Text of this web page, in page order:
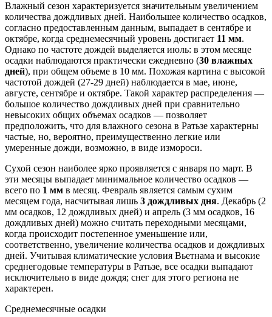
Влажный сезон характеризуется значительным увеличением
количества дождливых дней. Наибольшее количество осадков,
согласно предоставленным данным, выпадает в сентябре и
октябре, когда среднемесячный уровень достигает 11 мм.
Однако по частоте дождей выделяется июль: в этом месяце
осадки наблюдаются практически ежедневно (30 влажных
дней), при общем объеме в 10 мм. Похожая картина с высокой
частотой дождей (27-29 дней) наблюдается в мае, июне,
августе, сентябре и октябре. Такой характер распределения —
большое количество дождливых дней при сравнительно
невысоких общих объемах осадков — позволяет
предположить, что для влажного сезона в Ратьзе характерны
частые, но, вероятно, преимущественно легкие или
умеренные дожди, возможно, в виде измороси.
Сухой сезон наиболее ярко проявляется с января по март. В
эти месяцы выпадает минимальное количество осадков —
всего по 1 мм в месяц. Февраль является самым сухим
месяцем года, насчитывая лишь 3 дождливых дня. Декабрь (2
мм осадков, 12 дождливых дней) и апрель (3 мм осадков, 16
дождливых дней) можно считать переходными месяцами,
когда происходит постепенное уменьшение или,
соответственно, увеличение количества осадков и дождливых
дней. Учитывая климатические условия Вьетнама и высокие
среднегодовые температуры в Ратьзе, все осадки выпадают
исключительно в виде дождя; снег для этого региона не
характерен.
Среднемесячные осадки